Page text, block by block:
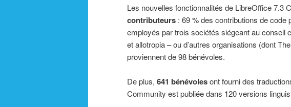
Les nouvelles fonctionnalités de LibreOffice 7.3
contributeurs : 69 % des contributions de code
employés par trois sociétés siégeant au conseil
et allotropia – ou d’autres organisations (dont
proviennent de 98 bénévoles.
De plus, 641 bénévolesont fourni des
Community est publiée dans 120 versions